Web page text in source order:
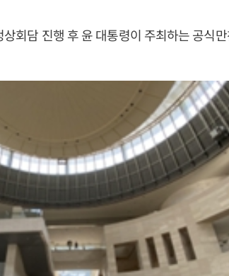
회담 진행 후 윤 대통령이 주최하는 공식